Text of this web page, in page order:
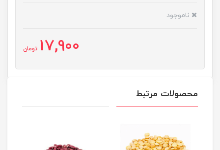
ناموجود
17,900 تومان
محصولات مرتبط